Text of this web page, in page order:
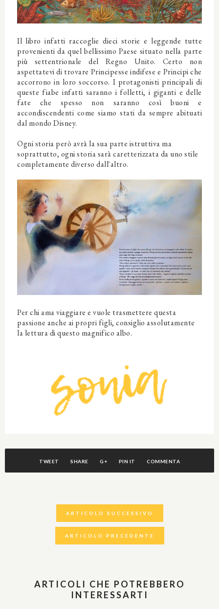
Il libro infatti raccoglie dieci storie e leggende tutte
provenienti da quel bellissimo Paese situato nella parte
più settentrionale del Regno Unito. Certo non
aspettatevi di trovare Principesse indifese e Principi che
accorrono in loro soccorso. I protagonisti principali di
queste fiabe infatti saranno i folletti, i giganti e delle
fate che spesso non saranno così buoni e
accondiscendenti come siamo stati da sempre abituati
dal mondo Disney.
Ogni storia però avrà la sua parte istruttiva ma
soprattutto, ogni storia sarà caretterizzata da uno stile
completamente diverso dall'altro.
Per chi ama viaggiare e vuole trasmettere questa
passione anche ai propri figli, consiglio assolutamente
la lettura di questo magnifico albo.
TWEET SHARE G+ PIN IT COMMENTA
ARTICOLO SUCCESSIVO
ARTICOLO PRECEDENTE
ARTICOLI CHE POTREBBERO
INTERESSARTI